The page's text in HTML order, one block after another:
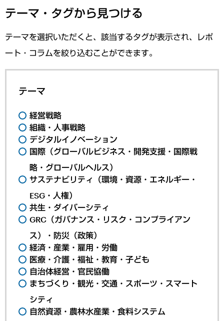
テーマ・タグから見つける
テーマを選択いただくと、該当するタグが表示され、レポ
ート・コラムを絞り込むことができます。
テーマ
経営戦略
組織・人事戦略
デジタルイノベーション
国際（グローバルビジネス・開発支援・国際戦
略・グローバルヘルス）
サステナビリティ（環境・資源・エネルギー・
ESG・人権）
共生・ダイバーシティ
GRC（ガバナンス・リスク・コンプライアン
ス）・防災（政策）
経済・産業・雇用・労働
医療・介護・福祉・教育・子ども
自治体経営・官民協働
まちづくり・観光・交通・スポーツ・スマート
シティ
自然資源・農林水産業・食料システム